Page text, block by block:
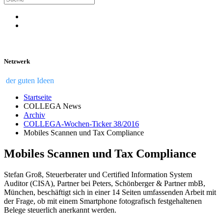
Netzwerk
der guten Ideen
Startseite
COLLEGA News
Archiv
COLLEGA-Wochen-Ticker 38/2016
Mobiles Scannen und Tax Compliance
Mobiles Scannen und Tax Compliance
Stefan Groß, Steuerberater und Certified Information System
Auditor (CISA), Partner bei Peters, Schönberger & Partner mbB,
München, beschäftigt sich in einer 14 Seiten umfassenden Arbeit mit
der Frage, ob mit einem Smartphone fotografisch festgehaltenen
Belege steuerlich anerkannt werden.